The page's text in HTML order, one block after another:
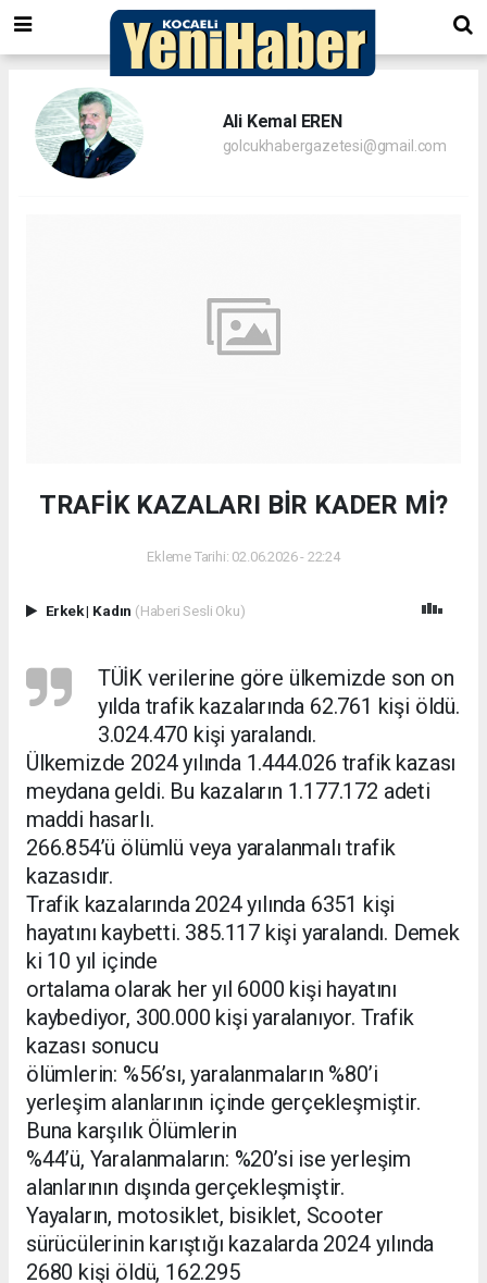
Ali Kemal EREN
golcukhabergazetesi@gmail.com
TRAFİK KAZALARI BİR KADER Mİ?
Ekleme Tarihi: 02.06.2026 - 22:24
Erkek| Kadın (Haberi Sesli Oku)
TÜİK verilerine göre ülkemizde son on
yılda trafik kazalarında 62.761 kişi öldü.
3.024.470 kişi yaralandı.
Ülkemizde 2024 yılında 1.444.026 trafik kazası
meydana geldi. Bu kazaların 1.177.172 adeti
maddi hasarlı.
266.854’ü ölümlü veya yaralanmalı trafik
kazasıdır.
Trafik kazalarında 2024 yılında 6351 kişi
hayatını kaybetti. 385.117 kişi yaralandı. Demek
ki 10 yıl içinde
ortalama olarak her yıl 6000 kişi hayatını
kaybediyor, 300.000 kişi yaralanıyor. Trafik
kazası sonucu
ölümlerin: %56’sı, yaralanmaların %80’i
yerleşim alanlarının içinde gerçekleşmiştir.
Buna karşılık Ölümlerin
%44’ü, Yaralanmaların: %20’si ise yerleşim
alanlarının dışında gerçekleşmiştir.
Yayaların, motosiklet, bisiklet, Scooter
sürücülerinin karıştığı kazalarda 2024 yılında
2680 kişi öldü, 162.295